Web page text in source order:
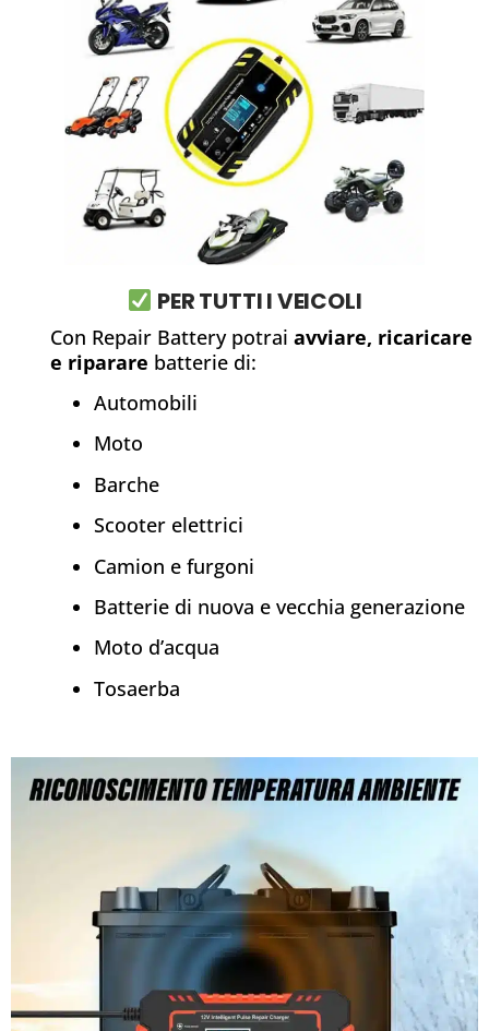
PER TUTTI I VEICOLI
Con Repair Battery potrai avviare, ricaricare
e riparare batterie di:
Automobili
Moto
Barche
Scooter elettrici
Camion e furgoni
Batterie di nuova e vecchia generazione
Moto d’acqua
Tosaerba